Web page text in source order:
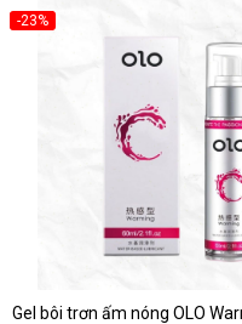
-23%
Gel bôi trơn ấm nóng OLO